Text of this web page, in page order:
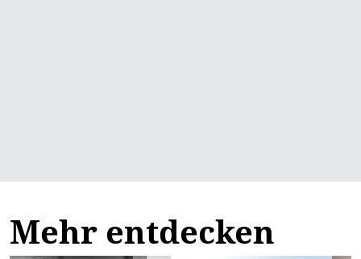
Mehr entdecken